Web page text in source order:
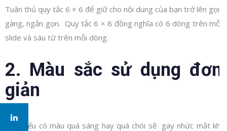
Tuân thủ quy tắc 6 × 6 để giữ cho nội dung của bạn trở lên gọn
gàng, ngắn gọn. Quy tắc 6 × 6 đồng nghĩa có 6 dòng trên mỗi
slide và sáu từ trên mỗi dòng.
2. Màu sắc sử dụng đơn
giản
Slide nếu có màu quá sáng hay quá chói sẽ gay nhức mắt khi